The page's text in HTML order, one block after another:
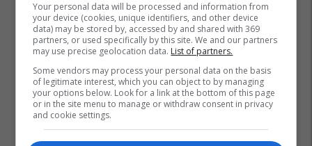
Your personal data will be processed and information from
your device (cookies, unique identifiers, and other device
data) may be stored by, accessed by and shared with 369
partners, or used specifically by this site. We and our partners
may use precise geolocation data. List of partners.
Some vendors may process your personal data on the basis
of legitimate interest, which you can object to by managing
your options below. Look for a link at the bottom of this page
or in the site menu to manage or withdraw consent in privacy
and cookie settings.